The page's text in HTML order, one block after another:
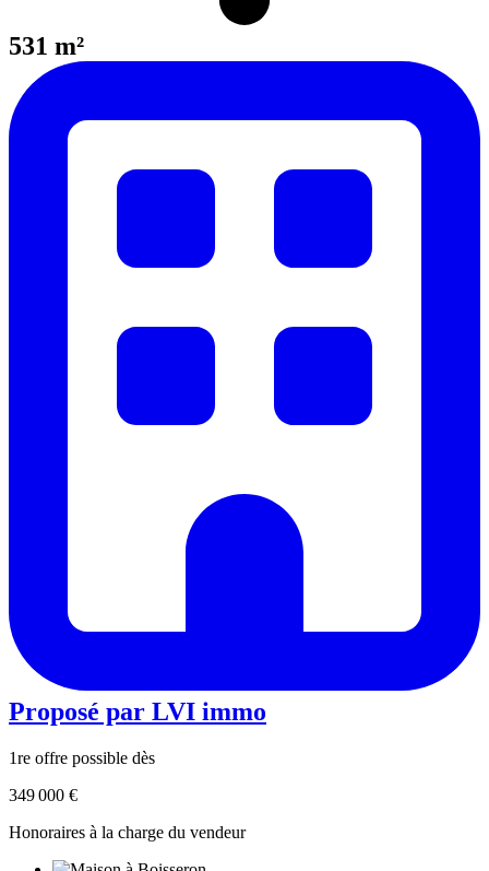
531 m²
Proposé par LVI immo
1re offre possible dès
349 000 €
Honoraires à la charge du vendeur